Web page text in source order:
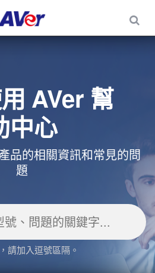
AVer 幫
中心
品的相關資訊和常見的問
題
請加入逗號區隔。